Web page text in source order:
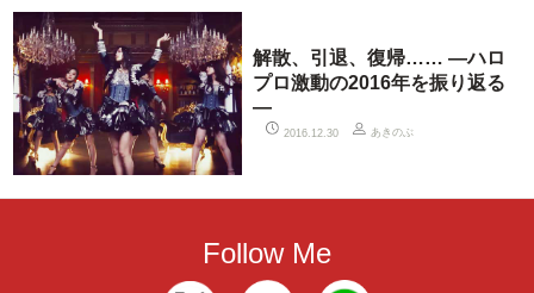
解散、引退、復帰…… ―ハロ
プロ激動の2016年を振り返る
―
2016.12.30 あきのぶ
Follow Me